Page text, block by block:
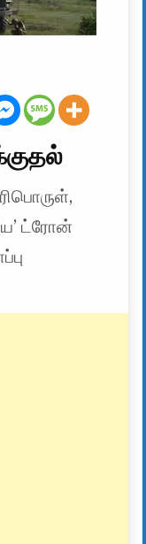
ட்ரோன்